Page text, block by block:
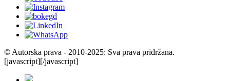
© Autorska prava - 2010-2025: Sva prava pridržana.
[javascript][/javascript]